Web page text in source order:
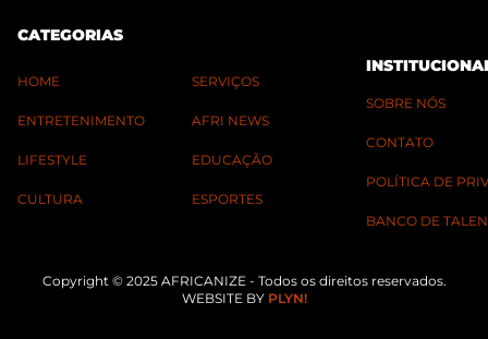
CATEGORIAS
HOME
ENTRETENIMENTO
LIFESTYLE
CULTURA
SERVIÇOS
AFRI NEWS
EDUCAÇÃO
ESPORTES
SOBRE NÓS
CONTATO
POLÍTICA DE
BANCO DE
Copyright © 2025 AFRICANIZE - Todos os direitos reservados.
WEBSITE BY PLYN!